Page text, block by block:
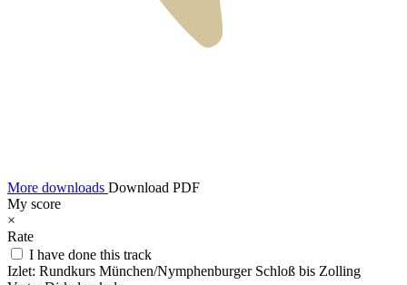
More downloads Download PDF
My score
×
Rate
I have done this track
Izlet: Rundkurs München/Nymphenburger Schloß bis Zolling